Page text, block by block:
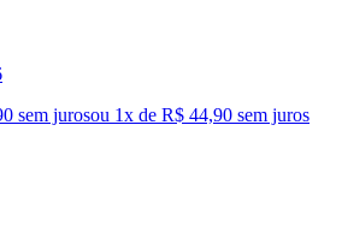
sem jurosou 1x de R$ 44,90 sem juros